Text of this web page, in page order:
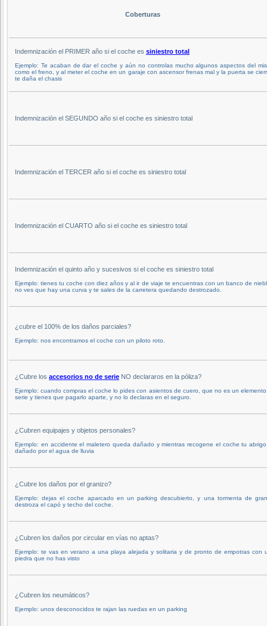
Coberturas
Indemnización el PRIMER año si el coche es siniestro total
Ejemplo: Te acaban de dar el coche y aún no controlas mucho algunos aspectos del
como el freno, y al meter el coche en un garaje con ascensor frenas mal y la puerta se
te daña el chasis
Indemnización el SEGUNDO año si el coche es siniestro total
Indemnización el TERCER año si el coche es siniestro total
Indemnización el CUARTO año si el coche es siniestro total
Indemnización el quinto año y sucesivos si el coche es siniestro total
Ejemplo: tienes tu coche con diez años y al ir de viaje te encuentras con un banco de
no ves que hay una curva y te sales de la carretera quedando destrozado.
¿cubre el 100% de los daños parciales?
Ejemplo: nos encontramos el coche con un piloto roto.
¿Cubre los accesorios no de serie NO declararos en la póliza?
Ejemplo: cuando compras el coche lo pides con asientos de cuero, que no es un
serie y tienes que pagarlo aparte, y no lo declaras en el seguro.
¿Cubren equipajes y objetos personales?
Ejemplo: en accidente el maletero queda dañado y mientras recogene el coche tu
dañado por el agua de lluvia
¿Cubre los daños por el granizo?
Ejemplo: dejas el coche aparcado en un parking descubierto, y una tormenta de
destroza el capó y techo del coche.
¿Cubren los daños por circular en vías no aptas?
Ejemplo: te vas en verano a una playa alejada y solitaria y de pronto de empotras con
piedra que no has visto
¿Cubren los neumáticos?
Ejemplo: unos desconocidos te rajan las ruedas en un parking